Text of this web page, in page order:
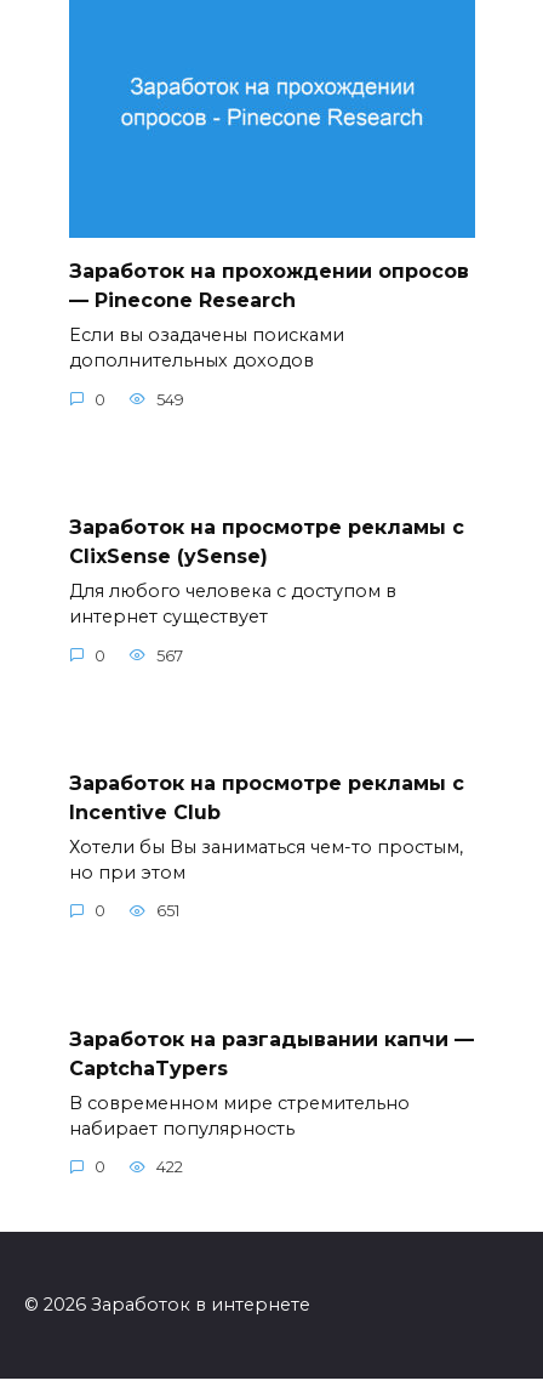
Заработок на прохождении опросов
— Pinecone Research
Если вы озадачены поисками
дополнительных доходов
0 549
Заработок на просмотре рекламы с
ClixSense (ySense)
Для любого человека с доступом в
интернет существует
0 567
Заработок на просмотре рекламы с
Incentive Club
Хотели бы Вы заниматься чем-то простым,
но при этом
0 651
Заработок на разгадывании капчи —
CaptchaTypers
В современном мире стремительно
набирает популярность
0 422
© 2026 Заработок в интернете